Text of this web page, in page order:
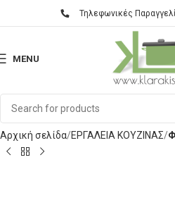
Τηλεφωνικές
MENU
Αρχική σελίδα ΕΡΓΑΛΕΙΑ ΚΟΥΖΙΝΑΣ